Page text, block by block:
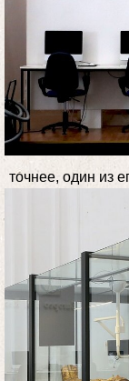
точнее, один из